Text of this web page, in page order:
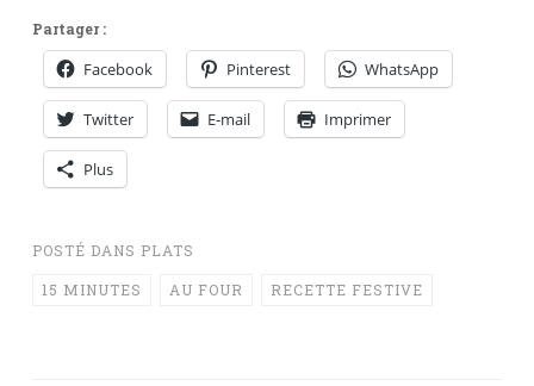
Partager :
Facebook Pinterest WhatsApp
Twitter E-mail Imprimer
Plus
POSTÉ DANS PLATS
15 MINUTES AU FOUR RECETTE FESTIVE